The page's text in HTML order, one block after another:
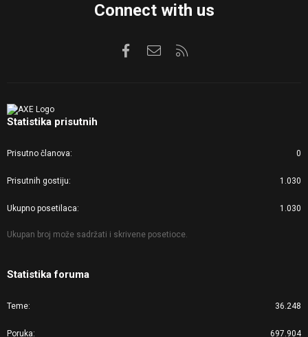
Connect with us
FacebookKontaktirajte nas
Statistika prisutnih
Prisutno članova 0
Prisutnih gostiju 1.030
Ukupno posetilaca 1.030
Ukupan broj može sadržati i skrivene posetioce.
Statistika foruma
Teme 36.248
Poruka 697.904